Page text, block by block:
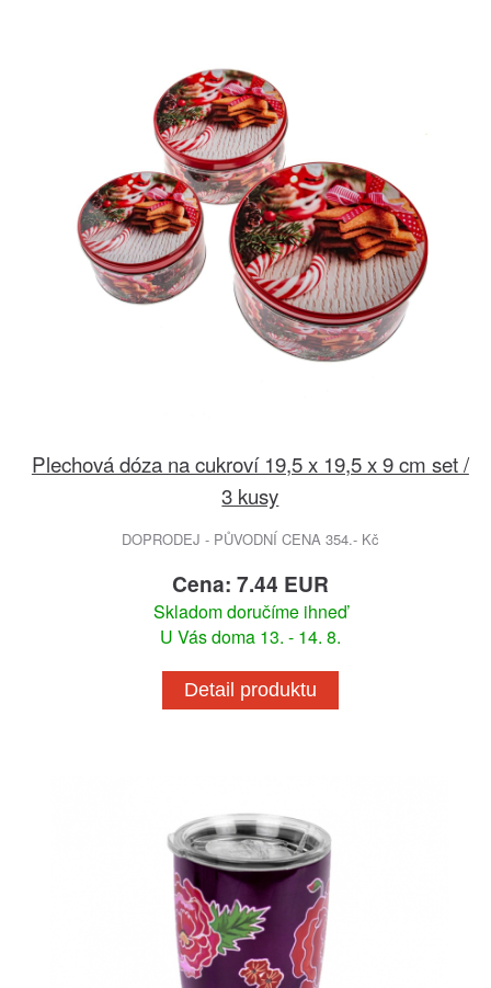
Plechová dóza na cukroví 19,5 x 19,5 x 9 cm set /
3 kusy
DOPRODEJ - PŮVODNÍ CENA 354.- Kč
Cena: 7.44 EUR
Skladom doručíme ihneď
U Vás doma 13. - 14. 8.
Detail produktu